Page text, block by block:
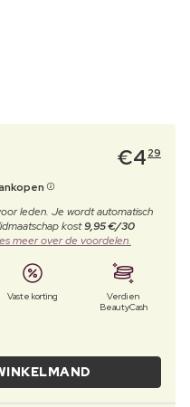
€4 29
leden. Je wordt automatisch
kost9,95 €/30
meer over de voordelen.
Vaste korting
Verdien
BeautyCash